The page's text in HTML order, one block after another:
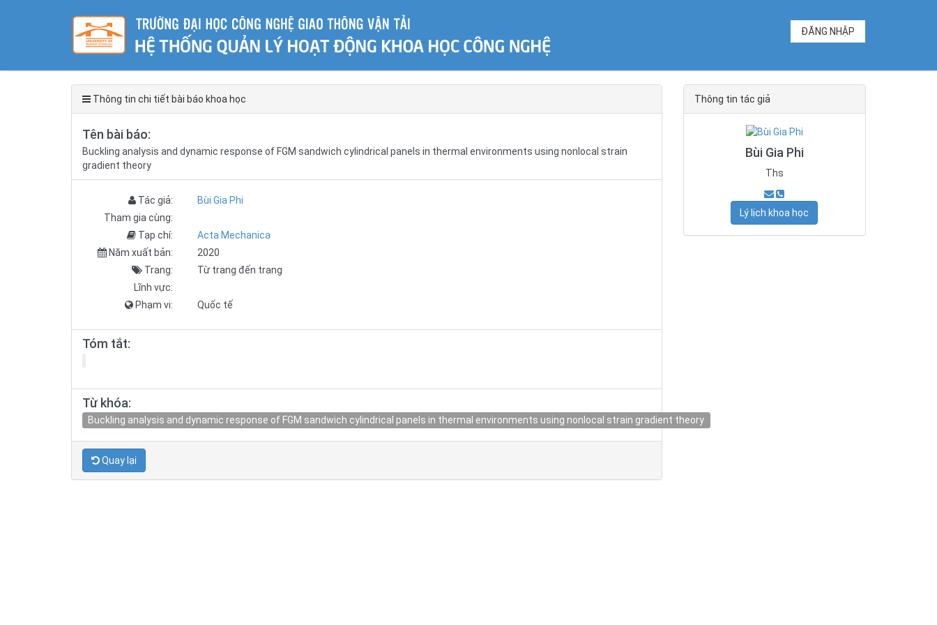
ĐĂNG NHẬP
Thông tin chi tiết bài báo khoa học
Tên bài báo:
Buckling analysis and dynamic response of FGM sandwich cylindrical panels in thermal environments using nonlocal strain
gradient theory
Tác giả:
Bùi Gia Phi
Tham gia cùng:
Tạp chí:
Acta Mechanica
Năm xuất bản:
2020
Trang:
Từ trang đến trang
Lĩnh vực:
Phạm vi:
Quốc tế
Tóm tắt:
Từ khóa:
Buckling analysis and dynamic response of FGM sandwich cylindrical panels in thermal environments using nonlocal strain gradient theory
Quay lại
Thông tin tác giả
Bùi Gia Phi
Ths
Lý lịch khoa học